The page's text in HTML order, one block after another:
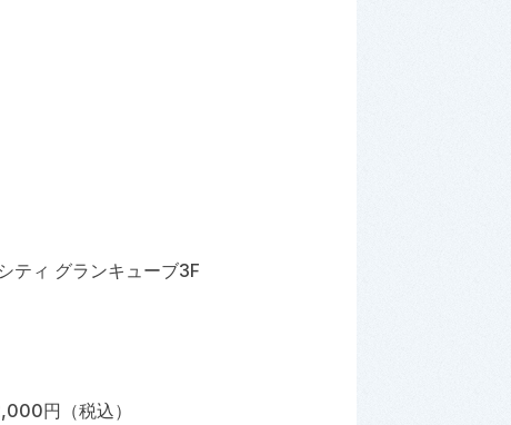
ティ グランキューブ3F
円（税込）